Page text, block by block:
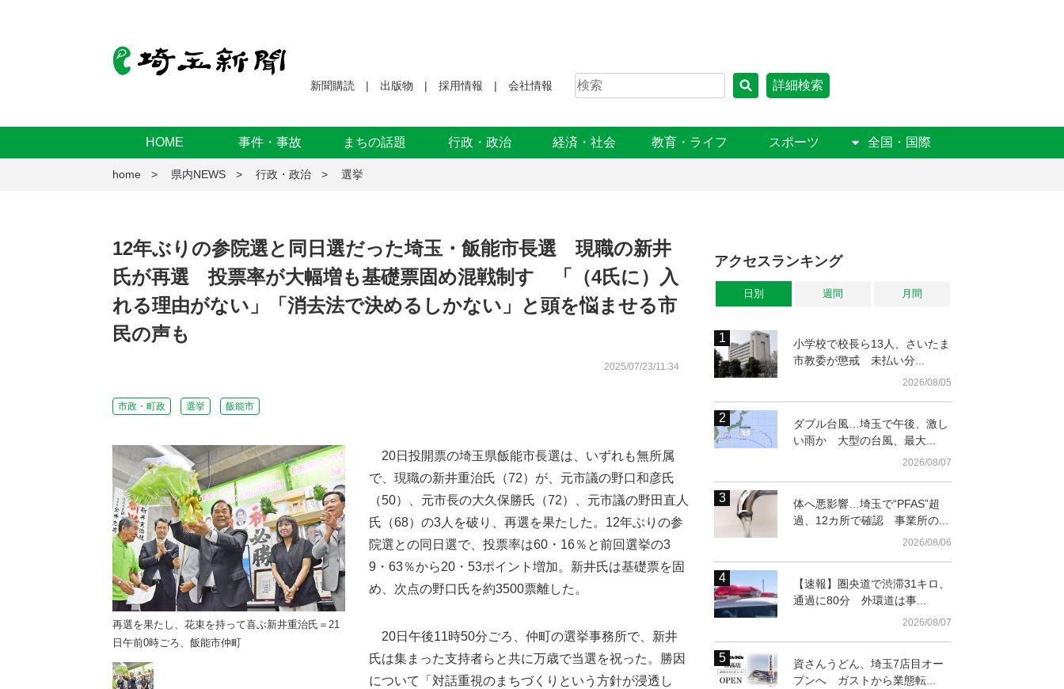
新聞購読 出版物 採用情報 会社情報 詳細検索
HOME 事件・事故 まちの話題 行政・政治 経済・社会 教育・ライフ スポーツ 全国・国際
home 県内NEWS 行政・政治 選挙
12年ぶりの参院選と同日選だった埼玉・飯能市長選 現職の新井
氏が再選 投票率が大幅増も基礎票固め混戦制す 「（4氏に）入
れる理由がない」「消去法で決めるしかない」と頭を悩ませる市
民の声も
2025/07/23/11:34
市政・町政 選挙 飯能市
再選を果たし、花束を持って喜ぶ新井重治氏＝21
日午前0時ごろ、飯能市仲町
日午前0時ごろ、飯能市仲町
20日投開票の埼玉県飯能市長選は、いずれも無所属
で、現職の新井重治氏（72）が、元市議の野口和彦氏
（50）、元市長の大久保勝氏（72）、元市議の野田直人
氏（68）の3人を破り、再選を果たした。12年ぶりの参
院選との同日選で、投票率は60・16％と前回選挙の3
9・63％から20・53ポイント増加。新井氏は基礎票を固
め、次点の野口氏を約3500票離した。
20日午後11時50分ごろ、仲町の選挙事務所で、新井
氏は集まった支持者らと共に万歳で当選を祝った。勝因
について「対話重視のまちづくりという方針が浸透し
アクセスランキング
日別 週間 月間
小学校で校長ら13人、さいたま
市教委が懲戒 未払い分...
2026/08/05
ダブル台風…埼玉で午後、激し
い雨か 大型の台風、最大...
2026/08/07
体へ悪影響…埼玉で“PFAS”超
過、12カ所で確認 事業所の...
2026/08/06
【速報】圏央道で渋滞31キロ、
通過に80分 外環道は事...
2026/08/07
資さんうどん、埼玉7店目オー
プンへ ガストから業態転...